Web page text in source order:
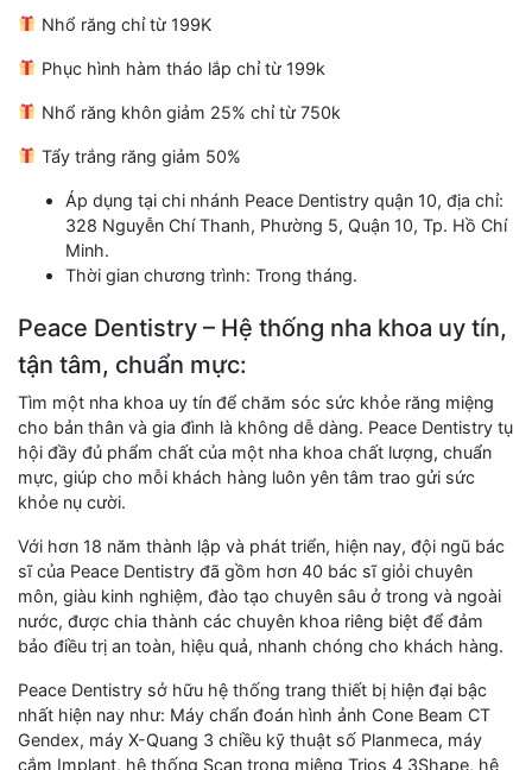
Nhổ răng chỉ từ 199K
Phục hình hàm tháo lắp chỉ từ 199k
Nhổ răng khôn giảm 25% chỉ từ 750k
Tẩy trắng răng giảm 50%
Áp dụng tại chi nhánh Peace Dentistry quận 10, địa chỉ:
328 Nguyễn Chí Thanh, Phường 5, Quận 10, Tp. Hồ Chí
Minh.
Thời gian chương trình: Trong tháng.
Peace Dentistry – Hệ thống nha khoa uy tín,
tận tâm, chuẩn mực:
Tìm một nha khoa uy tín để chăm sóc sức khỏe răng miệng
cho bản thân và gia đình là không dễ dàng. Peace Dentistry tụ
hội đầy đủ phẩm chất của một nha khoa chất lượng, chuẩn
mực, giúp cho mỗi khách hàng luôn yên tâm trao gửi sức
khỏe nụ cười.
Với hơn 18 năm thành lập và phát triển, hiện nay, đội ngũ bác
sĩ của Peace Dentistry đã gồm hơn 40 bác sĩ giỏi chuyên
môn, giàu kinh nghiệm, đào tạo chuyên sâu ở trong và ngoài
nước, được chia thành các chuyên khoa riêng biệt để đảm
bảo điều trị an toàn, hiệu quả, nhanh chóng cho khách hàng.
Peace Dentistry sở hữu hệ thống trang thiết bị hiện đại bậc
nhất hiện nay như: Máy chẩn đoán hình ảnh Cone Beam CT
Gendex, máy X-Quang 3 chiều kỹ thuật số Planmeca, máy
cắm Implant, hệ thống Scan trong miệng Trios 4 3Shape, hệ